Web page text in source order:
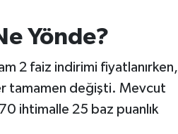
Yönde?
2 faiz indirimi fiyatlanırken,
tamamen değişti. Mevcut
ihtimalle 25 baz puanlık